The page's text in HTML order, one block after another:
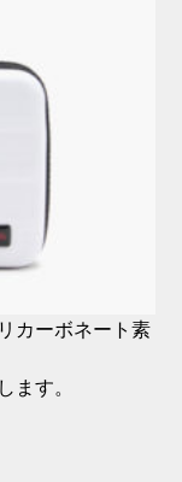
カーボネート素
す。